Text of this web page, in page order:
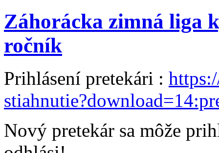
Záhorácka zimná liga
ročník
Prihlásení pretekári :
Nový pretekár sa môže